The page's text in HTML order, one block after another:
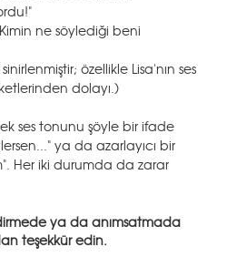
ne söylediği beni
özellikle Lisa'nın ses
dolayı.)
ses tonunu şöyle bir ifade
ya da azarlayıcı bir
Her iki durumda da zarar
ya da anımsatmada
teşekkür edin.